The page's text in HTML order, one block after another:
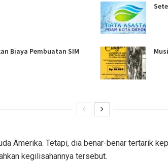
Biaya Pembuatan SIM
Amerika. Tetapi, dia benar-benar tertarik
kegilisahannya tersebut.